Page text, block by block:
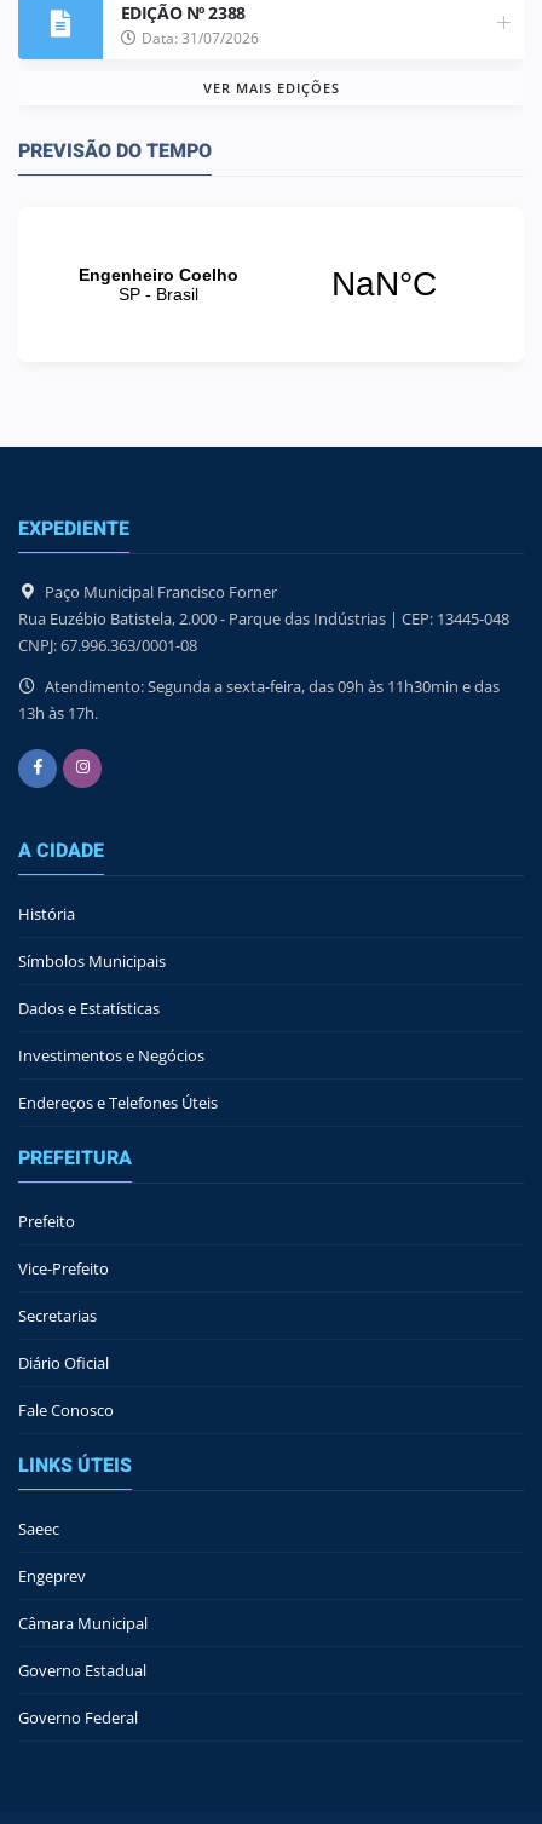
EDIÇÃO Nº 2388
Data: 31/07/2026
VER MAIS EDIÇÕES
PREVISÃO DO TEMPO
EXPEDIENTE
Paço Municipal Francisco Forner
Rua Euzébio Batistela, 2.000 - Parque das Indústrias | CEP: 13445-048
CNPJ: 67.996.363/0001-08
Atendimento: Segunda a sexta-feira, das 09h às 11h30min e das
13h às 17h.
A CIDADE
História
Símbolos Municipais
Dados e Estatísticas
Investimentos e Negócios
Endereços e Telefones Úteis
PREFEITURA
Prefeito
Vice-Prefeito
Secretarias
Diário Oficial
Fale Conosco
LINKS ÚTEIS
Saeec
Engeprev
Câmara Municipal
Governo Estadual
Governo Federal